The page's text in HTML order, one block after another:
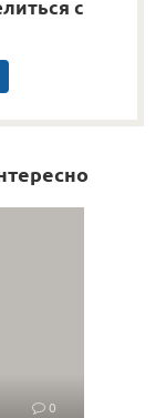
с
0